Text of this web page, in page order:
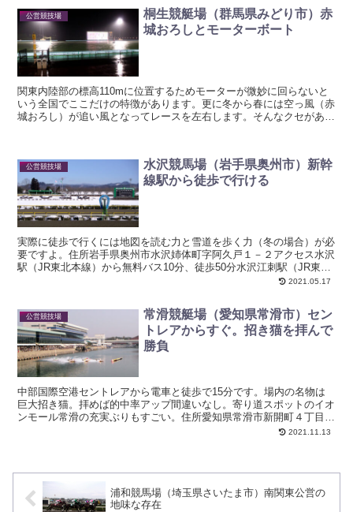
公営競技場
桐生競艇場（群馬県みどり市）赤
城おろしとモーターボート
関東内陸部の標高110mに位置するためモーターが微妙に回らないと
いう全国でここだけの特徴があります。更に冬から春には空っ風（赤
城おろし）が追い風となってレースを左右します。そんなクセがあっ
公営競技場
水沢競馬場（岩手県奥州市）新幹
線駅から徒歩で行ける
実際に徒歩で行くには地図を読む力と雪道を歩く力（冬の場合）が必
要ですよ。住所岩手県奥州市水沢姉体町字阿久戸１－２アクセス水沢
駅（JR東北本線）から無料バス10分、徒歩50分水沢江刺駅（JR東北
2021.05.17
公営競技場
常滑競艇場（愛知県常滑市）セン
トレアからすぐ。招き猫を拝んで
勝負
中部国際空港セントレアから電車と徒歩で15分です。場内の名物は
巨大招き猫。拝めば的中率アップ間違いなし。寄り道スポットのイオ
ンモール常滑の充実ぶりもすごい。住所愛知県常滑市新開町４丁目１
１１アクセス常滑駅（名鉄空港線）から徒歩10分無料駐車...2021.11.13
浦和競馬場（埼玉県さいたま市）南関東公営の
地味な存在